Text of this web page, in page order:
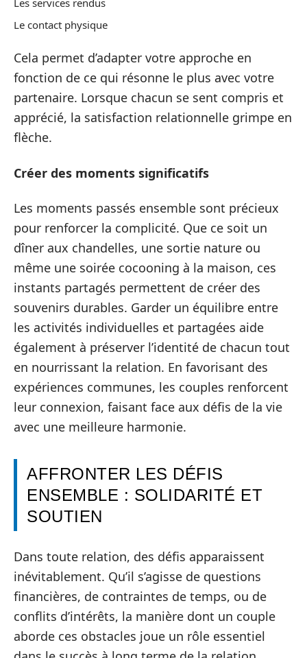
Les services rendus
Le contact physique
Cela permet d’adapter votre approche en
fonction de ce qui résonne le plus avec votre
partenaire. Lorsque chacun se sent compris et
apprécié, la satisfaction relationnelle grimpe en
flèche.
Créer des moments significatifs
Les moments passés ensemble sont précieux
pour renforcer la complicité. Que ce soit un
dîner aux chandelles, une sortie nature ou
même une soirée cocooning à la maison, ces
instants partagés permettent de créer des
souvenirs durables. Garder un équilibre entre
les activités individuelles et partagées aide
également à préserver l’identité de chacun tout
en nourrissant la relation. En favorisant des
expériences communes, les couples renforcent
leur connexion, faisant face aux défis de la vie
avec une meilleure harmonie.
AFFRONTER LES DÉFIS
ENSEMBLE : SOLIDARITÉ ET
SOUTIEN
Dans toute relation, des défis apparaissent
inévitablement. Qu’il s’agisse de questions
financières, de contraintes de temps, ou de
conflits d’intérêts, la manière dont un couple
aborde ces obstacles joue un rôle essentiel